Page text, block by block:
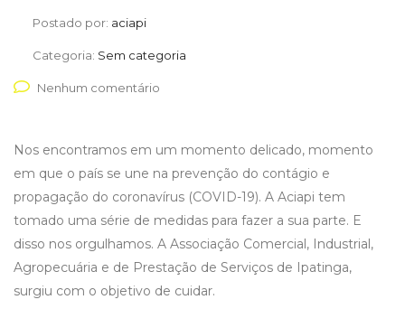
Postado por: aciapi
Categoria: Sem categoria
Nenhum comentário
Nos encontramos em um momento delicado, momento
em que o país se une na prevenção do contágio e
propagação do coronavírus (COVID-19). A Aciapi tem
tomado uma série de medidas para fazer a sua parte. E
disso nos orgulhamos. A Associação Comercial, Industrial,
Agropecuária e de Prestação de Serviços de Ipatinga,
surgiu com o objetivo de cuidar.